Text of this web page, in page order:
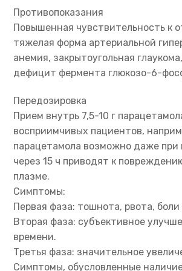
Противопоказания
Повышенная чувствительность к
тяжелая форма артериальной
анемия, закрытоугольная
дефицит фермента глюкозо-6-
Передозировка
Прием внутрь 7,5-10 г
восприимчивых пациентов,
парацетамола возможно даже при
через 15 ч приводят к
плазме.
Симптомы:
Первая фаза: тошнота, рвота,
Вторая фаза: субъективное
времени.
Третья фаза: значительное
Симптомы, обусловленные